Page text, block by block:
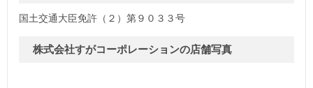
国土交通大臣免許（２）第９０３３号
株式会社すがコーポレーションの店舗写真